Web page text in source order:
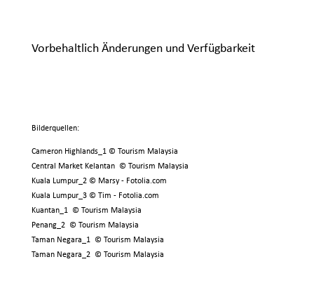
Vorbehaltlich Änderungen und Verfügbarkeit
Bilderquellen:
Cameron Highlands_1 © Tourism Malaysia
Central Market Kelantan © Tourism Malaysia
Kuala Lumpur_2 © Marsy - Fotolia.com
Kuala Lumpur_3 © Tim - Fotolia.com
Kuantan_1 © Tourism Malaysia
Penang_2 © Tourism Malaysia
Taman Negara_1 © Tourism Malaysia
Taman Negara_2 © Tourism Malaysia